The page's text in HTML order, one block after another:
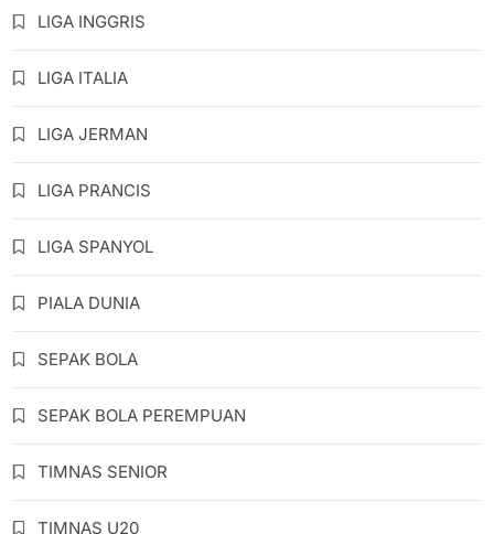
LIGA INGGRIS
LIGA ITALIA
LIGA JERMAN
LIGA PRANCIS
LIGA SPANYOL
PIALA DUNIA
SEPAK BOLA
SEPAK BOLA PEREMPUAN
TIMNAS SENIOR
TIMNAS U20